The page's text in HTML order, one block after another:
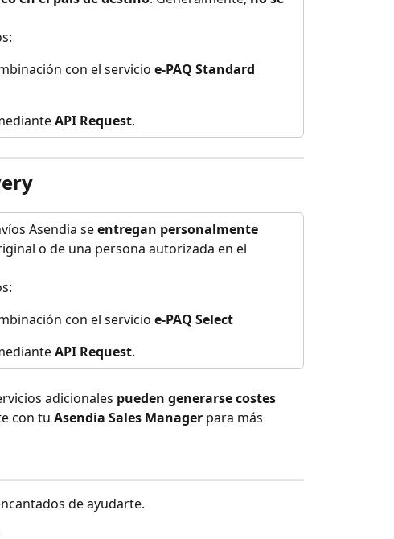
con el servicio e-PAQ Standard
API Request.
Asendia se entregan personalmente
o de una persona autorizada en el
con el servicio e-PAQ Select
API Request.
adicionales pueden generarse costes
con tu Asendia Sales Manager para más
de ayudarte.